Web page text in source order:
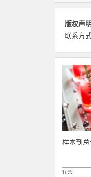
版权声明
联系方
样本到